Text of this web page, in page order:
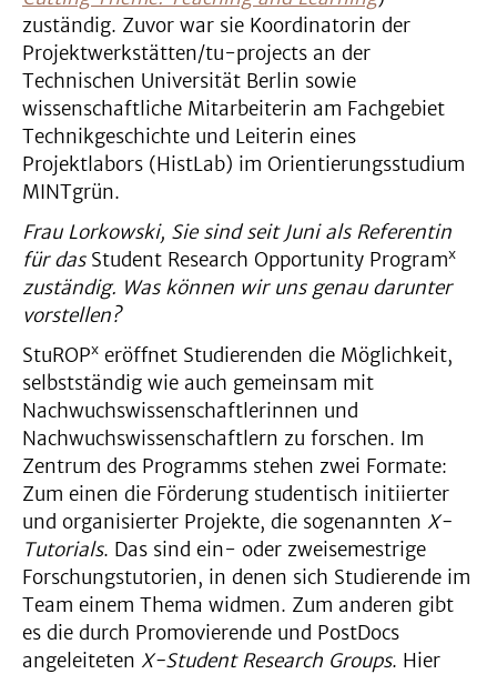
zuständig. Zuvor war sie Koordinatorin der
Projektwerkstätten/tu-projects an der
Technischen Universität Berlin sowie
wissenschaftliche Mitarbeiterin am Fachgebiet
Technikgeschichte und Leiterin eines
Projektlabors (HistLab) im Orientierungsstudium
MINTgrün.
Frau Lorkowski, Sie sind seit Juni als Referentin
für das Student Research Opportunity Programx
zuständig. Was können wir uns genau darunter
vorstellen?
StuROPx eröffnet Studierenden die Möglichkeit,
selbstständig wie auch gemeinsam mit
Nachwuchswissenschaftlerinnen und
Nachwuchswissenschaftlern zu forschen. Im
Zentrum des Programms stehen zwei Formate:
Zum einen die Förderung studentisch initiierter
und organisierter Projekte, die sogenannten X-
Tutorials. Das sind ein- oder zweisemestrige
Forschungstutorien, in denen sich Studierende im
Team einem Thema widmen. Zum anderen gibt
es die durch Promovierende und PostDocs
angeleiteten X-Student Research Groups. Hier